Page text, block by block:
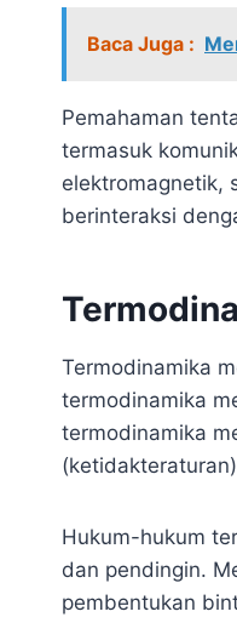
Baca Juga :
Pemahaman
termasuk
elektromagnetik,
berinteraksi
Termodinamika
termodinamika
termodinamika
Hukum-hukum
dan pendingin.
pembentukan